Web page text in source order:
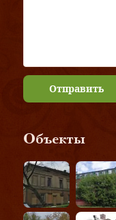
Отправить
Объекты